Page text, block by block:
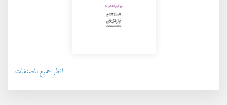
انظر جميع المصنفات